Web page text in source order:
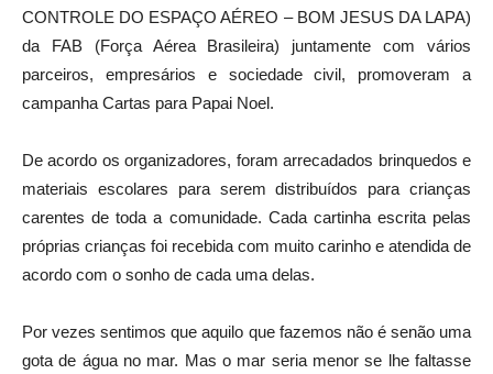
CONTROLE DO ESPAÇO AÉREO – BOM JESUS DA LAPA)
da FAB (Força Aérea Brasileira) juntamente com vários
parceiros, empresários e sociedade civil, promoveram a
campanha Cartas para Papai Noel.
De acordo os organizadores, foram arrecadados brinquedos e
materiais escolares para serem distribuídos para crianças
carentes de toda a comunidade. Cada cartinha escrita pelas
próprias crianças foi recebida com muito carinho e atendida de
acordo com o sonho de cada uma delas.
Por vezes sentimos que aquilo que fazemos não é senão uma
gota de água no mar. Mas o mar seria menor se lhe faltasse